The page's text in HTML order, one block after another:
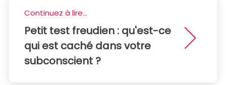
Continuez à lire...
Petit test freudien : qu'est-ce
qui est caché dans votre
subconscient ?